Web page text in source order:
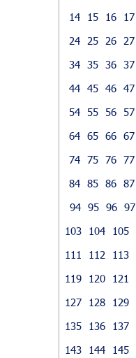
14
15 16 17
24
25 26 27
34 35 36 37
44 45 46 47
54 55 56 57
64 65 66 67
74 75 76 77
84 85 86 87
94 95 96 97
103
104 105
111
112 113
119
120 121
127
128 129
135
136 137
143
144 145